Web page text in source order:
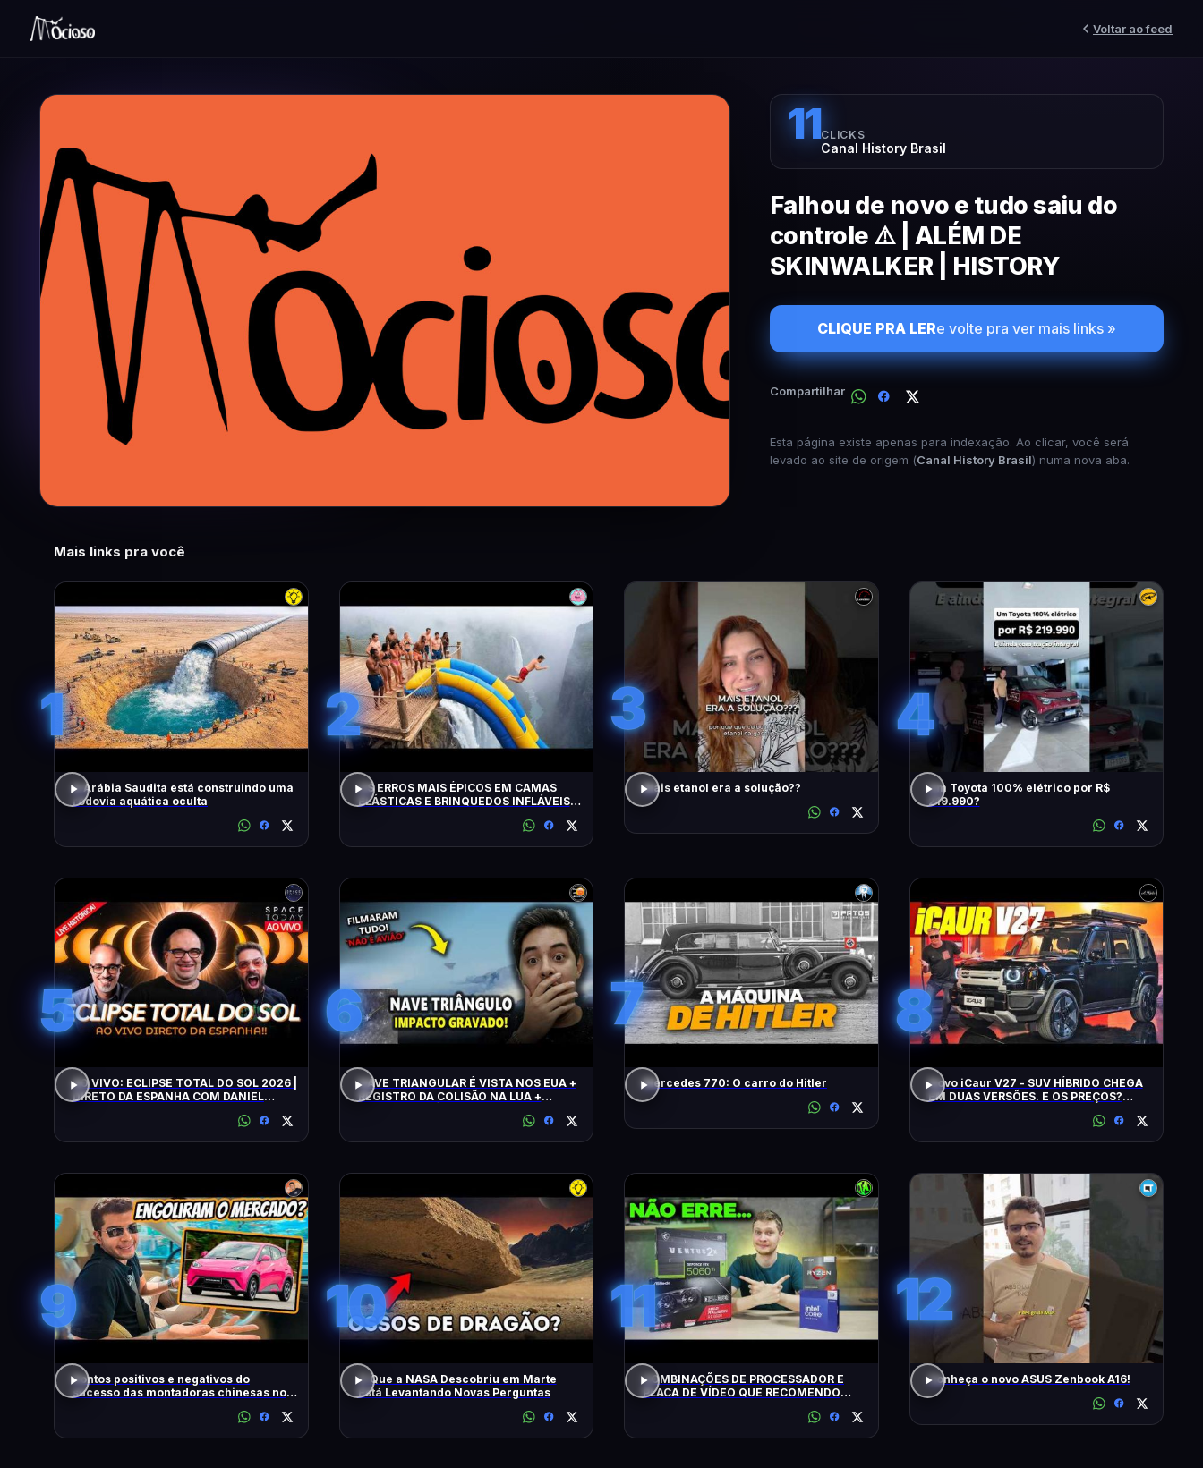
Voltar ao feed
11CLICKS
Canal History Brasil
Falhou de novo e tudo saiu do
controle ⚠️ | ALÉM DE
SKINWALKER | HISTORY
CLIQUE PRA LERe volte pra ver mais links »
Compartilhar
Esta página existe apenas para indexação. Ao clicar, você será
levado ao site de origem (Canal History Brasil) numa nova aba.
Mais links pra você
1
A Arábia Saudita está construindo uma
rodovia aquática oculta
2
OS ERROS MAIS ÉPICOS EM CAMAS
ELÁSTICAS E BRINQUEDOS INFLÁVEIS
3
Mais etanol era a solução??
4
Um Toyota 100% elétrico por R$
219.990?
5
AO VIVO: ECLIPSE TOTAL DO SOL 2026 |
DIRETO DA ESPANHA COM DANIEL
6
NAVE TRIANGULAR É VISTA NOS EUA +
REGISTRO DA COLISÃO NA LUA +
7
Mercedes 770: O carro do Hitler
8
Novo iCaur V27 - SUV HÍBRIDO CHEGA
EM DUAS VERSÕES. E OS PREÇOS?
9
Pontos positivos e negativos do
sucesso das montadoras chinesas no
10
O Que a NASA Descobriu em Marte
Está Levantando Novas Perguntas
11
COMBINAÇÕES DE PROCESSADOR E
PLACA DE VÍDEO QUE RECOMENDO
12
Conheça o novo ASUS Zenbook A16!